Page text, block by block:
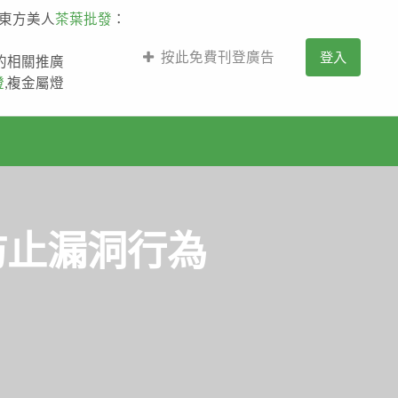
方美人 茶葉批發 ：
相關推廣
,複金屬燈
按此免費刊登廣告 登入
漏洞行為